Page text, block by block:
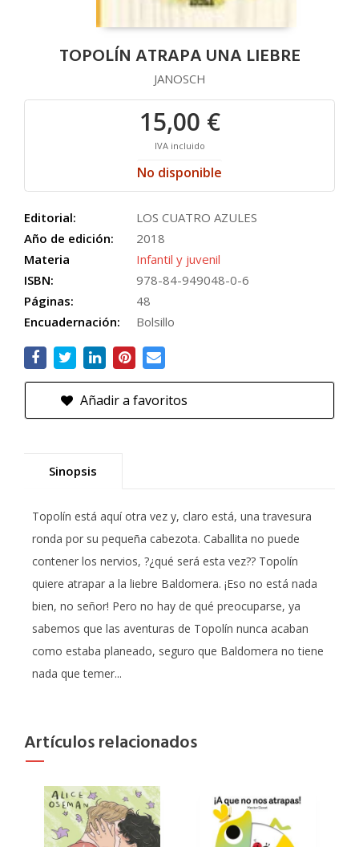
TOPOLÍN ATRAPA UNA LIEBRE
JANOSCH
15,00 €
IVA incluido
No disponible
Editorial:
LOS CUATRO AZULES
Año de edición:
2018
Materia
Infantil y juvenil
ISBN:
978-84-949048-0-6
Páginas:
48
Encuadernación:
Bolsillo
Añadir a favoritos
Sinopsis
Topolín está aquí otra vez y, claro está, una travesura
ronda por su pequeña cabezota. Caballita no puede
contener los nervios, ?¿qué será esta vez?? Topolín
quiere atrapar a la liebre Baldomera. ¡Eso no está nada
bien, no señor! Pero no hay de qué preocuparse, ya
sabemos que las aventuras de Topolín nunca acaban
como estaba planeado, seguro que Baldomera no tiene
nada que temer...
Artículos relacionados